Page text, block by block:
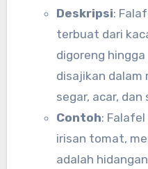
Deskripsi:
terbuat dari
digoreng
disajikan dalam
segar, acar, dan
Contoh:
irisan tomat,
adalah